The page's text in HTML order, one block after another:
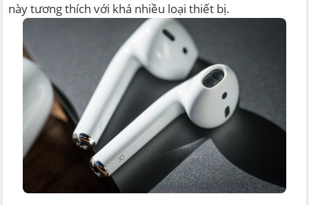
này tương thích với khá nhiều loại thiết bị.